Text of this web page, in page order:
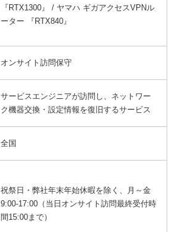
『RTX1300』 / ヤマハ ギガアクセスVPNル
ーター 『RTX840』
オンサイト訪問保守
サービスエンジニアが訪問し、ネットワー
ク機器交換・設定情報を復旧するサービス
全国
祝祭日・弊社年末年始休暇を除く、月～金
9:00-17:00（当日オンサイト訪問最終受付時
間15:00まで）